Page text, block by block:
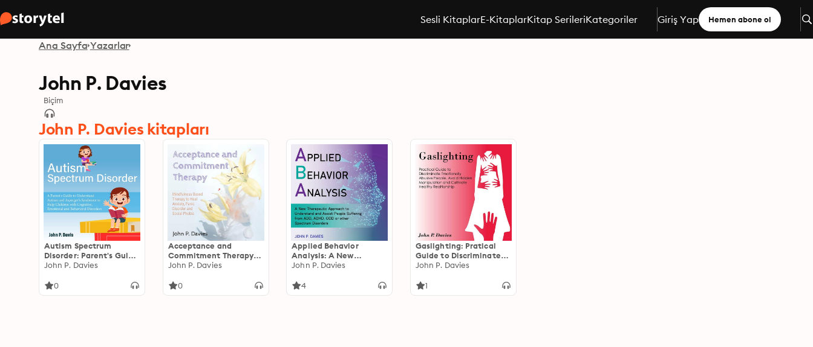
Sesli KitaplarE-KitaplarKitap SerileriKategoriler Giriş Yap Hemen abone ol
Ana Sayfa Yazarlar
John P. Davies
Biçim
John P. Davies kitapları
Autism Spectrum
Disorder: Parent's Guide
to Understand Autism
Syndrome to Help
John P. Davies
0
Acceptance and
Commitment Therapy:
Mindfulness-Based
Anxiety, Panic Disorder
John P. Davies
0
Applied Behavior
Analysis: A New
Therapeutic Approach
Assist People Suffering
John P. Davies
4
Gaslighting: Pratical
Guide to Discriminate
Emotionally Abusive
Manipulation and
John P. Davies
1